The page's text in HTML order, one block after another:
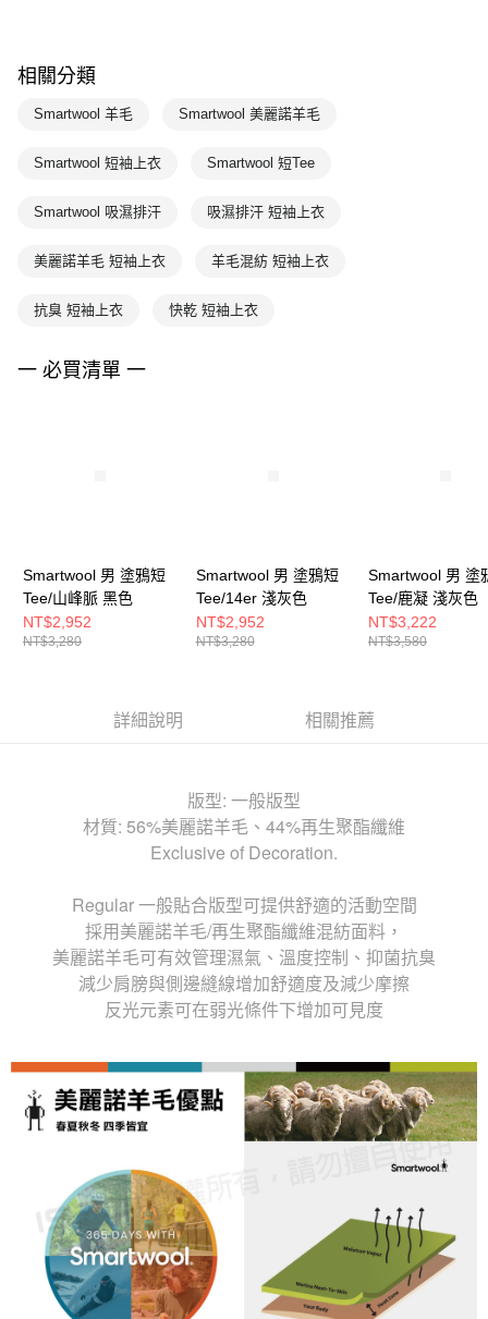
相關分類
Smartwool 羊毛 Smartwool 美麗諾羊毛
Smartwool 短袖上衣 Smartwool 短Tee
Smartwool 吸濕排汗 吸濕排汗 短袖上衣
美麗諾羊毛 短袖上衣 羊毛混紡 短袖上衣
抗臭 短袖上衣 快乾 短袖上衣
一 必買清單 一
Smartwool 男 塗鴉短
Tee/山峰脈 黑色
NT$2,952
NT$3,280
Smartwool 男 塗鴉短
Tee/14er 淺灰色
NT$2,952
NT$3,280
Smartwool 男 塗
Tee/鹿凝 淺灰色
NT$3,222
NT$3,580
詳細說明 相關推薦
版型: 一般版型
材質: 56%美麗諾羊毛、44%再生聚酯纖維
Exclusive of Decoration.
Regular 一般貼合版型可提供舒適的活動空間
採用美麗諾羊毛/再生聚酯纖維混紡面料，
美麗諾羊毛可有效管理濕氣、溫度控制、抑菌抗臭
減少肩膀與側邊縫線增加舒適度及減少摩擦
反光元素可在弱光條件下增加可見度